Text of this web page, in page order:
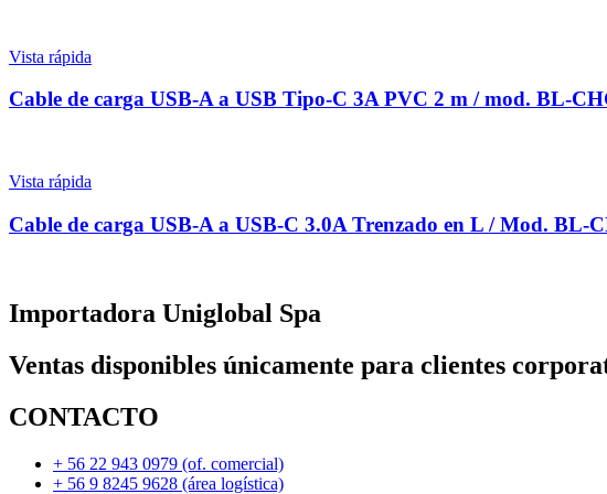
Vista rápida
Cable de carga USB-A a USB Tipo-C 3A PVC 2 m / mod. BL-
Vista rápida
Cable de carga USB-A a USB-C 3.0A Trenzado en L / Mod. BL-
Importadora Uniglobal Spa
Ventas disponibles únicamente para clientes
CONTACTO
+ 56 22 943 0979 (of. comercial)
+ 56 9 8245 9628 (área logística)